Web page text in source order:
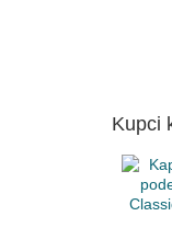
Kupci